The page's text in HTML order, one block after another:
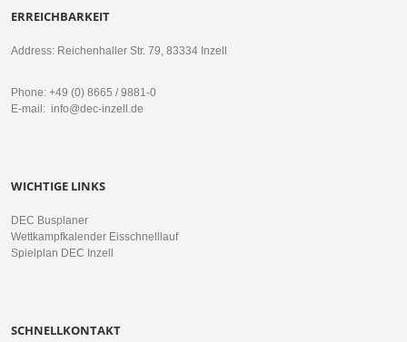
ERREICHBARKEIT
Address: Reichenhaller Str. 79, 83334 Inzell
Phone: +49 (0) 8665 / 9881-0
E-mail: info@dec-inzell.de
WICHTIGE LINKS
DEC Busplaner
Wettkampfkalender Eisschnelllauf
Spielplan DEC Inzell
SCHNELLKONTAKT